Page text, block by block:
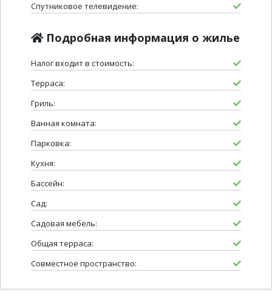
Спутниковое телевидение:
Подробная информация о жилье
Налог входит в стоимость:
Терраса:
Гриль:
Ванная комната:
Парковка:
Кухня:
Бассейн:
Сад:
Садовая мебель:
Общая терраса:
Совместное пространство: